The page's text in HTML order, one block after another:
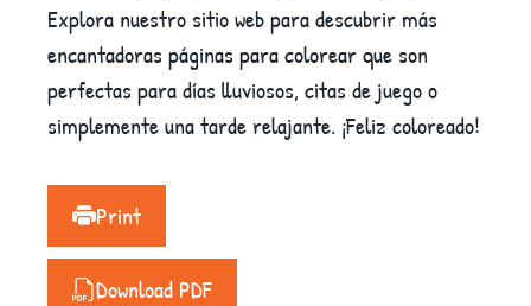
Explora nuestro sitio web para descubrir más
encantadoras páginas para colorear que son
perfectas para días lluviosos, citas de juego o
simplemente una tarde relajante. ¡Feliz coloreado!
Print
Download PDF